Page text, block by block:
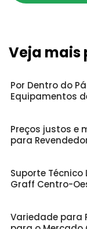
Veja mais
Por Dentro do
Equipamentos
Preços justos e
para
Suporte
Graff Centro-
Variedade para